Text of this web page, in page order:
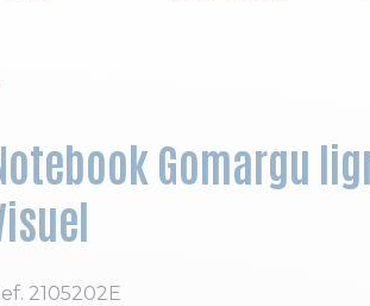
Gomargu
2105202E